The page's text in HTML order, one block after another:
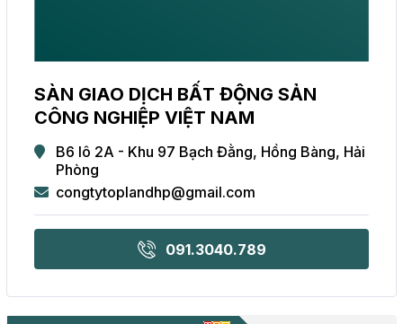
SÀN GIAO DỊCH BẤT ĐỘNG SẢN
CÔNG NGHIỆP VIỆT NAM
B6 lô 2A - Khu 97 Bạch Đằng, Hồng Bàng, Hải
Phòng
congtytoplandhp@gmail.com
091.3040.789